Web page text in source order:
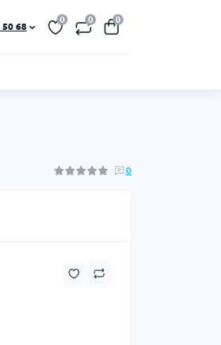
50 68
0 0 0
0